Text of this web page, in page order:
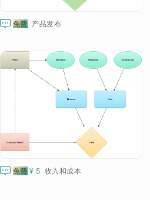
 免费 产品发布
 免费 ¥ 5 收入和成本